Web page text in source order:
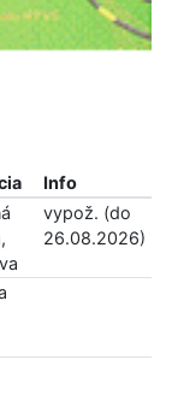
Info
vypož. (do
26.08.2026)